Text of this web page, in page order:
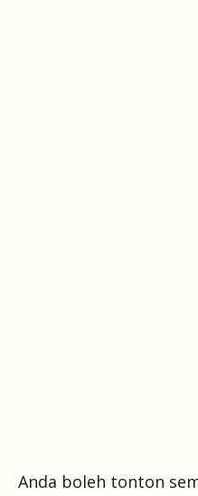
Anda boleh tonton